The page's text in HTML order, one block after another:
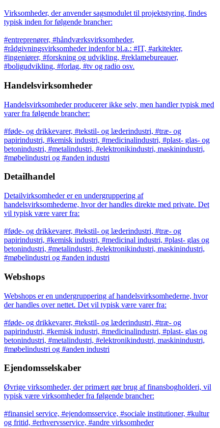
Virksomheder, der anvender sagsmodulet til projektstyring, findes
typisk inden for følgende brancher:
#entreprenører, #håndværksvirksomheder,
#rådgivningsvirksomheder indenfor bl.a.: #IT, #arkitekter,
#ingeniører, #forskning og udvikling, #reklamebureauer,
#boligudvikling, #forlag, #tv og radio osv.
Handelsvirksomheder
Handelsvirksomheder producerer ikke selv, men handler typisk med
varer fra følgende brancher:
#føde- og drikkevarer, #tekstil- og læderindustri, #træ- og
papirindustri, #kemisk industri, #medicinalindustri, #plast- glas- og
betonindustri, #metalindustri, #elektronikindustri, maskinindustri,
#møbelindustri og #anden industri
Detailhandel
Detailvirksomheder er en undergruppering af
handelsvirksomhederne, hvor der handles direkte med private. Det
vil typisk være varer fra:
#føde- og drikkevarer, #tekstil- og læderindustri, #træ- og
papirindustri, #kemisk industri, #medicinal industri, #plast- glas og
betonindustri, #metalindustri, #elektronikindustri, maskinindustri,
#møbelindustri og #anden industri
Webshops
Webshops er en undergruppering af handelsvirksomhederne, hvor
der handles over nettet. Det vil typisk være varer fra:
#føde- og drikkevarer, #tekstil- og læderindustri, #træ- og
papirindustri, #kemisk industri, #medicinalindustri, #plast- glas og
betonindustri, #metalindustri, #elektronikindustri, maskinindustri,
#møbelindustri og #anden industri
Ejendomsselskaber
Øvrige virksomheder, der primært gør brug af finansbogholderi, vil
typisk være virksomheder fra følgende brancher:
#finansiel service, #ejendomsservice, #sociale institutioner, #kultur
og fritid, #erhvervsservice, #andre virksomheder